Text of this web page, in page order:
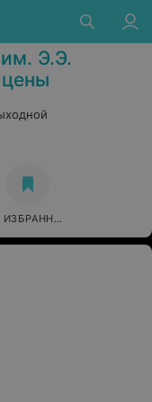
Э.Э.
ИЗБРАННОЕ